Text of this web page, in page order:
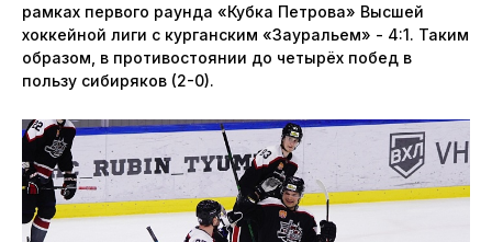
рамках первого раунда «Кубка Петрова» Высшей
хоккейной лиги с курганским «Зауральем» - 4:1. Таким
образом, в противостоянии до четырёх побед в
пользу сибиряков (2-0).